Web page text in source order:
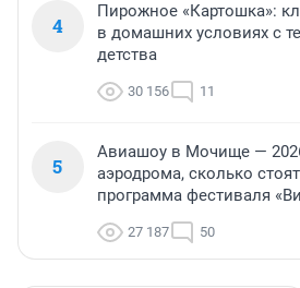
4
Пирожное «Картошка»:
в домашних условиях с
детства
30 156 11
5
Авиашоу в Мочище —
аэродрома, сколько
программа фестиваля
27 187 50